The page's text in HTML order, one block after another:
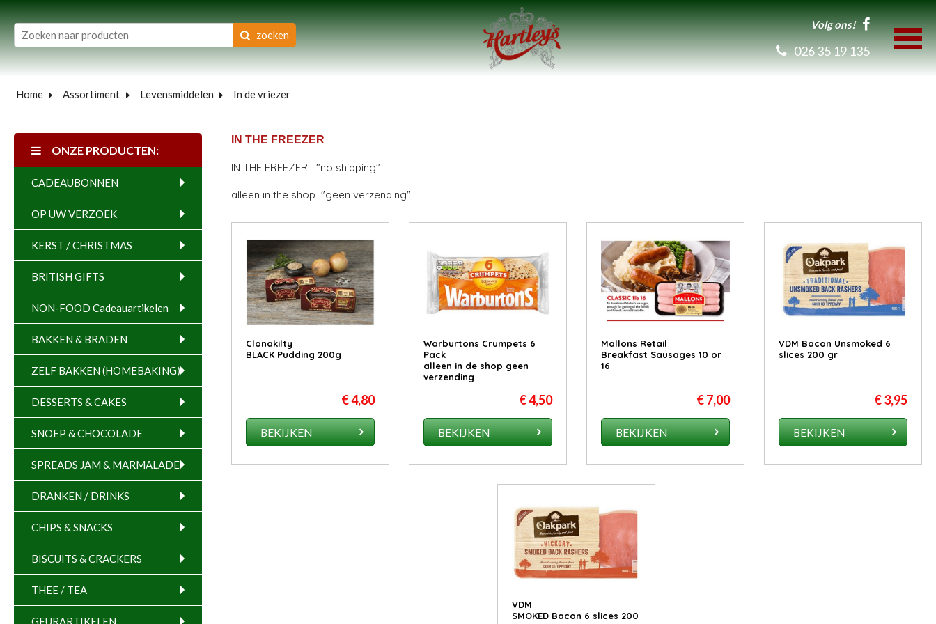
zoeken
Volg ons!
026 35 19 135
Home Assortiment Levensmiddelen In de vriezer
ONZE PRODUCTEN:
CADEAUBONNEN
OP UW VERZOEK
KERST / CHRISTMAS
BRITISH GIFTS
NON-FOOD Cadeauartikelen
BAKKEN & BRADEN
ZELF BAKKEN (HOMEBAKING)
DESSERTS & CAKES
SNOEP & CHOCOLADE
SPREADS JAM & MARMALADE
DRANKEN / DRINKS
CHIPS & SNACKS
BISCUITS & CRACKERS
THEE / TEA
GEURARTIKELEN
IN THE FREEZER
IN THE FREEZER "no shipping"
alleen in the shop "geen verzending"
Clonakilty
BLACK Pudding 200g
€ 4,80
BEKIJKEN
Warburtons Crumpets 6
Pack
alleen in de shop geen
verzending
€ 4,50
BEKIJKEN
Mallons Retail
Breakfast Sausages 10 or
16
€ 7,00
BEKIJKEN
VDM Bacon Unsmoked 6
slices 200 gr
€ 3,95
BEKIJKEN
VDM
SMOKED Bacon 6 slices 200